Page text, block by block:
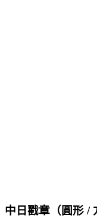
中日戳章（圓形 /